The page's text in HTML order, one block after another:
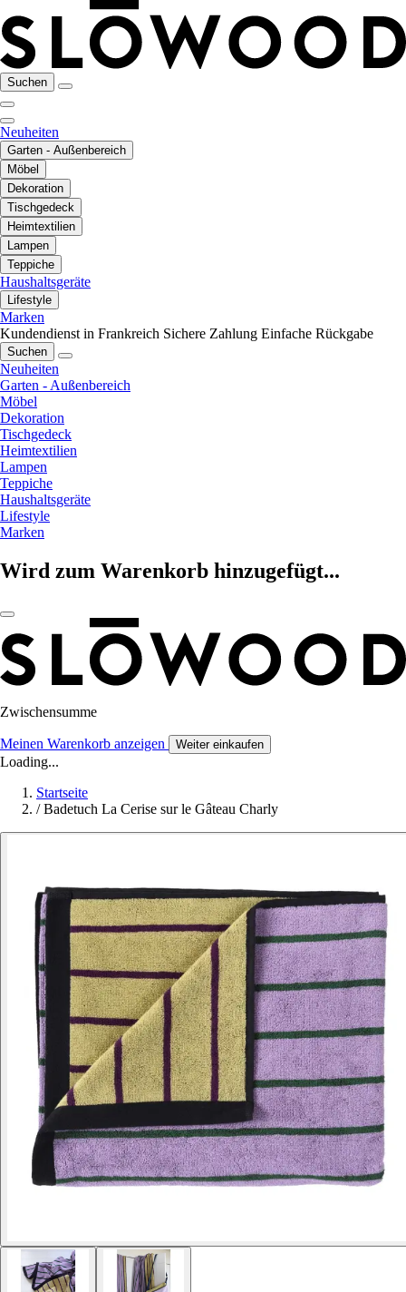
Suchen
Neuheiten
Garten - Außenbereich
Möbel
Dekoration
Tischgedeck
Heimtextilien
Lampen
Teppiche
Haushaltsgeräte
Lifestyle
Marken
Kundendienst in Frankreich Sichere Zahlung Einfache Rückgabe
Suchen
Neuheiten
Garten - Außenbereich
Möbel
Dekoration
Tischgedeck
Heimtextilien
Lampen
Teppiche
Haushaltsgeräte
Lifestyle
Marken
Wird zum Warenkorb hinzugefügt...
Zwischensumme
Meinen Warenkorb anzeigen Weiter einkaufen
Loading...
Startseite
/ Badetuch La Cerise sur le Gâteau Charly